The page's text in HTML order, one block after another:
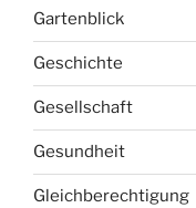
Gartenblick
Geschichte
Gesellschaft
Gesundheit
Gleichberechtigung